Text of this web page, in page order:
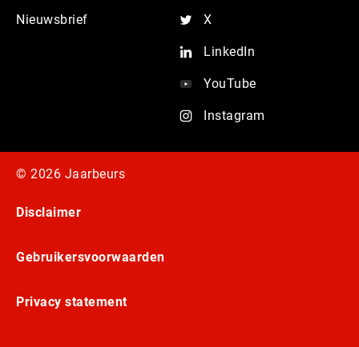
Nieuwsbrief X
LinkedIn
YouTube
Instagram
© 2026 Jaarbeurs
Disclaimer
Gebruikersvoorwaarden
Privacy statement